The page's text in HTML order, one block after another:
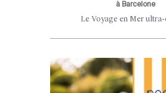
à Barcelone
Le Voyage en Mer